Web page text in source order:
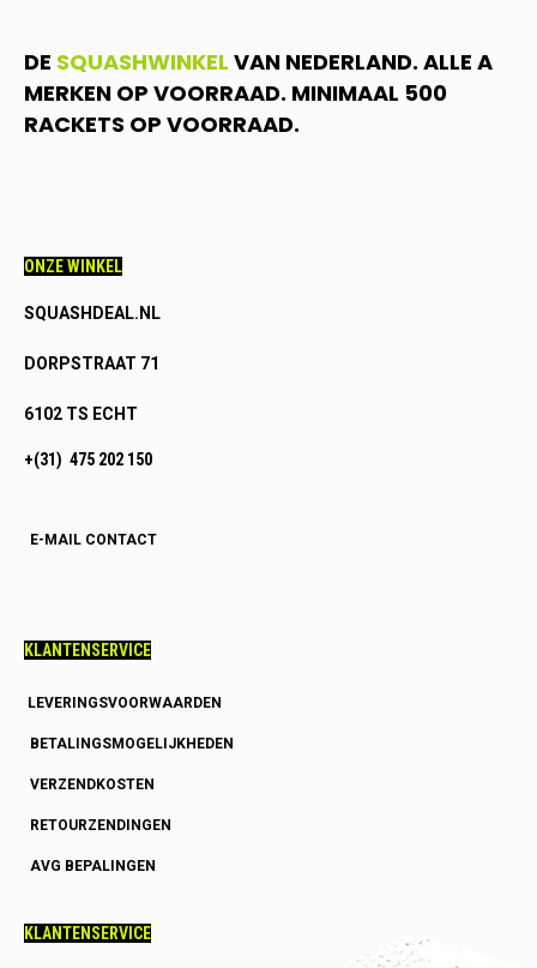
DE SQUASHWINKEL VAN NEDERLAND. ALLE A
MERKEN OP VOORRAAD. MINIMAAL 500
RACKETS OP VOORRAAD.
ONZE WINKEL
SQUASHDEAL.NL
DORPSTRAAT 71
6102 TS ECHT
+(31) 475 202 150
E-MAIL CONTACT
KLANTENSERVICE
LEVERINGSVOORWAARDEN
BETALINGSMOGELIJKHEDEN
VERZENDKOSTEN
RETOURZENDINGEN
AVG BEPALINGEN
KLANTENSERVICE